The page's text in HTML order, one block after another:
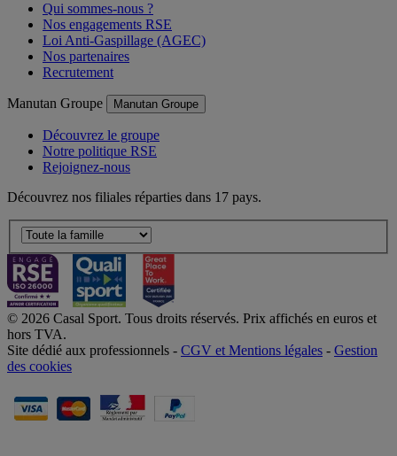
Qui sommes-nous ?
Nos engagements RSE
Loi Anti-Gaspillage (AGEC)
Nos partenaires
Recrutement
Manutan Groupe Manutan Groupe
Découvrez le groupe
Notre politique RSE
Rejoignez-nous
Découvrez nos filiales réparties dans 17 pays.
© 2026 Casal Sport. Tous droits réservés. Prix affichés en euros et
hors TVA.
Site dédié aux professionnels - CGV et Mentions légales - Gestion
des cookies